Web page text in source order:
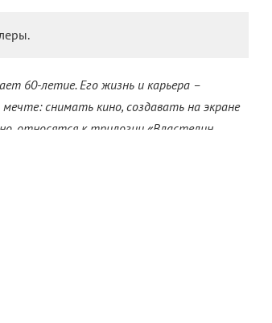
60-летие. Его жизнь и карьера –
снимать кино, создавать на экране
относятся к трилогии «Властелин